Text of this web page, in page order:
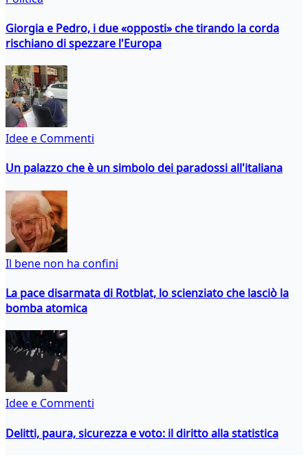
Giorgia e Pedro, i due «opposti» che tirando la corda
rischiano di spezzare l'Europa
Idee e Commenti
Un palazzo che è un simbolo dei paradossi all'italiana
Il bene non ha confini
La pace disarmata di Rotblat, lo scienziato che lasciò la
bomba atomica
Idee e Commenti
Delitti, paura, sicurezza e voto: il diritto alla statistica